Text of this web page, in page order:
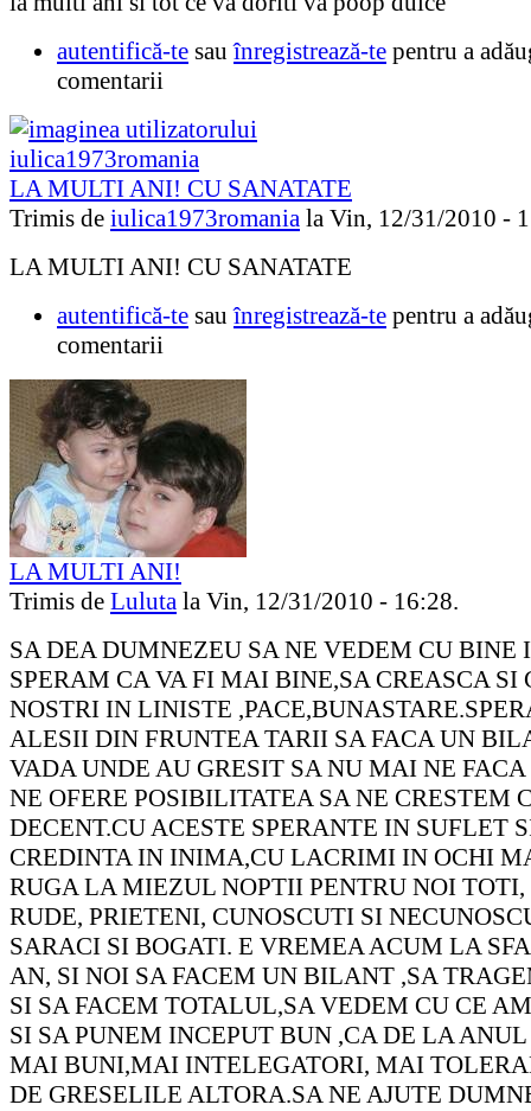
autentifică-te sauînregistrează-te pentru a
comentarii
LA MULTI ANI! CU SANATATE
Trimis de iulica1973romania la Vin, 12/31/2010 -
LA MULTI ANI! CU SANATATE
autentifică-te sauînregistrează-te pentru a
comentarii
LA MULTI ANI!
Trimis de Luluta la Vin, 12/31/2010 - 16:28.
SA DEA DUMNEZEU SA NE VEDEM CU BINE
SPERAM CA VA FI MAI BINE,SA CREASCA SI
NOSTRI IN LINISTE
ALESII DIN FRUNTEA TARII SA FACA UN
VADA UNDE AU GRESIT SA NU MAI NE FACA
NE OFERE POSIBILITATEA SA NE CRESTEM
DECENT.CU ACESTE SPERANTE IN SUFLET
CREDINTA IN INIMA,CU LACRIMI IN OCHI
RUGA LA MIEZUL NOPTII PENTRU NOI
RUDE, PRIETENI, CUNOSCUTI SI
SARACI SI BOGATI. E VREMEA ACUM LA
AN, SI NOI SA FACEM UN BILANT ,SA
SI SA FACEM TOTALUL,SA VEDEM CU CE
SI SA PUNEM INCEPUT BUN ,CA DE LA
MAI BUNI,MAI INTELEGATORI, MAI
DE GRESELILE ALTORA.SA NE AJUTE